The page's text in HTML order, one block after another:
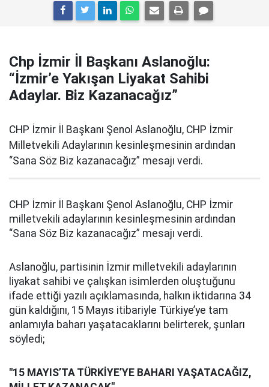
Chp İzmir İl Başkanı Aslanoğlu:
“İzmir’e Yakışan Liyakat Sahibi
Adaylar. Biz Kazanacağız”
CHP İzmir İl Başkanı Şenol Aslanoğlu, CHP İzmir
Milletvekili Adaylarının kesinleşmesinin ardından
“Sana Söz Biz kazanacağız” mesajı verdi.
CHP İzmir İl Başkanı Şenol Aslanoğlu, CHP İzmir
milletvekili adaylarının kesinleşmesinin ardından
“Sana Söz Biz kazanacağız” mesajı verdi.
Aslanoğlu, partisinin İzmir milletvekili adaylarının
liyakat sahibi ve çalışkan isimlerden oluştuğunu
ifade ettiği yazılı açıklamasında, halkın iktidarına 34
gün kaldığını, 15 Mayıs itibariyle Türkiye’ye tam
anlamıyla baharı yaşatacaklarını belirterek, şunları
söyledi;
"15 MAYIS’TA TÜRKİYE’YE BAHARI YAŞATACAĞIZ,